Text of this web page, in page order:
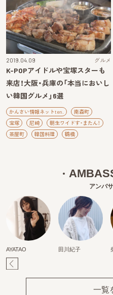
2019.04.09 グルメ
K-POPアイドルや宝塚スターも
来店！大阪・兵庫の「本当においし
い韓国グルメ」6選
かんさい情報ネットten.
南森町
宝塚
尼崎
朝生ワイドす・またん！
茶屋町
韓国料理 鶴橋
アンバ
AYATAO 田川紀子
一覧